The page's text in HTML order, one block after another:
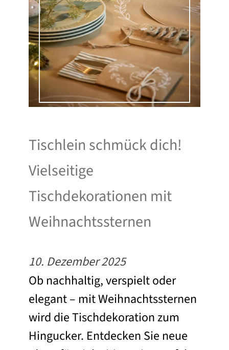
Tischlein schmück dich!
Vielseitige
Tischdekorationen mit
Weihnachtssternen
10. Dezember 2025
Ob nachhaltig, verspielt oder
elegant – mit Weihnachtssternen
wird die Tischdekoration zum
Hingucker. Entdecken Sie neue